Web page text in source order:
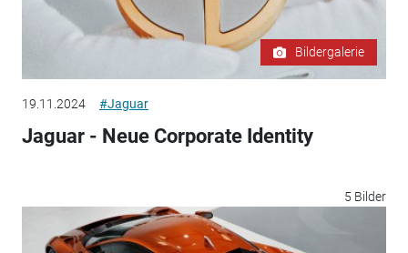
Bildergalerie
19.11.2024 #Jaguar
Jaguar - Neue Corporate Identity
5 Bilder